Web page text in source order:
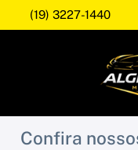
(19) 3227-1440
Confira